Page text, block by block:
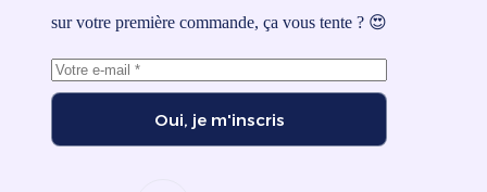
sur votre première commande, ça vous tente ? 😍
Oui, je m'inscris